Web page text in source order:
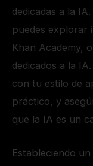
dedicadas a la
puedes explorar
Khan Academy,
dedicados a la
con tu estilo de
práctico, y
que la IA es un
Estableciendo